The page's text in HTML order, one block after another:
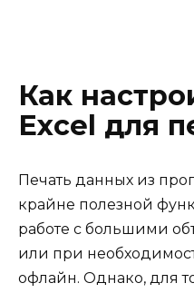
Как
Excel для
Печать данных из
крайне полезной
работе с большими
или при
офлайн. Однако, для